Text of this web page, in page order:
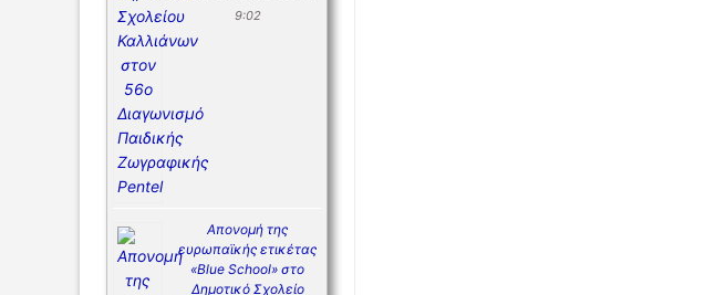
9:02
Απονομή της
ευρωπαϊκής ετικέτας
«Blue School» στο
Δημοτικό Σχολείο